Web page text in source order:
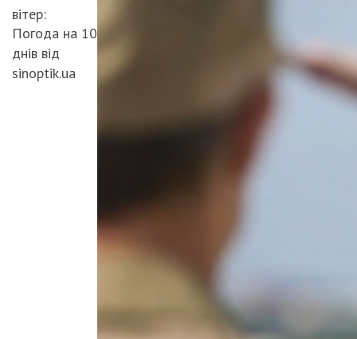
вітер:
Погода на 10
днів від
sinoptik.ua